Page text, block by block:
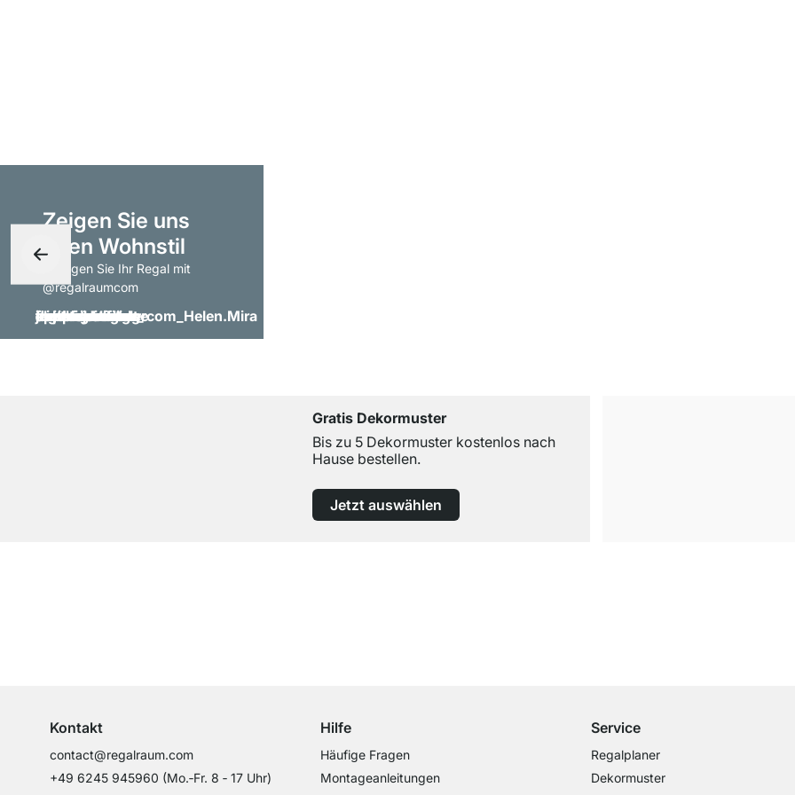
Zeigen Sie uns
Ihren Wohnstil
- taggen Sie Ihr Regal mit
@regalraumcom
Gratis Dekormuster
Bis zu 5 Dekormuster kostenlos nach
Hause bestellen.
Jetzt auswählen
Kontakt
contact@regalraum.com
+49 6245 945960 (Mo.‑Fr. 8 ‑ 17 Uhr)
Hilfe
Häufige Fragen
Montageanleitungen
Service
Regalplaner
Dekormuster